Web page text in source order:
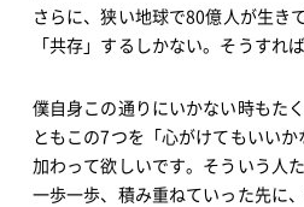
さらに、狭い地球で80億人が生き
「共存」するしかない。そうすれ
僕自身この通りにいかない時もた
ともこの7つを「心がけてもいい
加わって欲しいです。そういう人
一歩一歩、積み重ねていった先に